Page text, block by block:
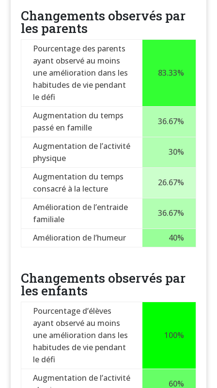
Changements observés par
les parents
Pourcentage des parents
ayant observé au moins
une amélioration dans les
habitudes de vie pendant
le défi
83.33%
Augmentation du temps
passé en famille
36.67%
Augmentation de l’activité
physique
30%
Augmentation du temps
consacré à la lecture
26.67%
Amélioration de l’entraide
familiale
36.67%
Amélioration de l’humeur 40%
Changements observés par
les enfants
Pourcentage d’élèves
ayant observé au moins
une amélioration dans les
habitudes de vie pendant
le défi
100%
Augmentation de l’activité
60%